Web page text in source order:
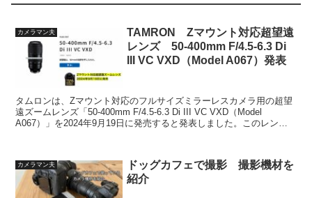
カメラマン夫
TAMRON Zマウント対応超望遠
レンズ 50-400mm F/4.5-6.3 Di
III VC VXD（Model A067）発表
タムロンは、Zマウント対応のフルサイズミラーレスカメラ用の超望
遠ズームレンズ「50-400mm F/4.5-6.3 Di III VC VXD（Model
A067）」を2024年9月19日に発売すると発表しました。このレンズ
カメラマン夫
ドッグカフェで撮影 撮影機材を
紹介